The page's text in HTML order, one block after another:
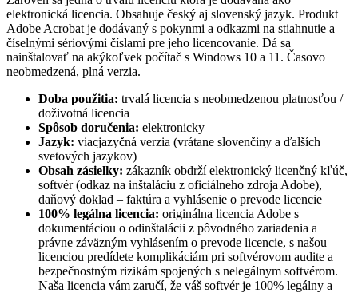
elektronická licencia. Obsahuje český aj slovenský jazyk. Produkt
Adobe Acrobat je dodávaný s pokynmi a odkazmi na stiahnutie a
číselnými sériovými číslami pre jeho licencovanie. Dá sa
nainštalovať na akýkoľvek počítač s Windows 10 a 11. Časovo
neobmedzená, plná verzia.
Doba použitia: trvalá licencia s neobmedzenou platnosťou /
doživotná licencia
Spôsob doručenia: elektronicky
Jazyk: viacjazyčná verzia (vrátane slovenčiny a ďalších
svetových jazykov)
Obsah zásielky: zákazník obdrží elektronický licenčný kľúč,
softvér (odkaz na inštaláciu z oficiálneho zdroja Adobe),
daňový doklad – faktúra a vyhlásenie o prevode licencie
100% legálna licencia: originálna licencia Adobe s
dokumentáciou o odinštalácii z pôvodného zariadenia a
právne záväzným vyhlásením o prevode licencie, s našou
licenciou predídete komplikáciám pri softvérovom audite a
bezpečnostným rizikám spojených s nelegálnym softvérom.
Naša licencia vám zaručí, že váš softvér je 100% legálny a